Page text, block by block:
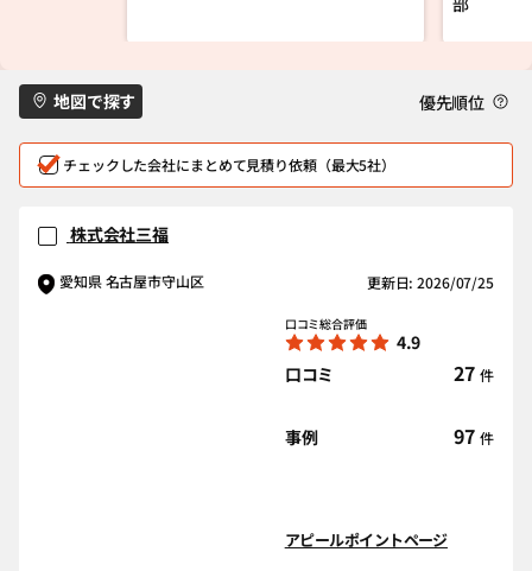
地図で探す 優先順位
チェックした会社にまとめて見積り依頼（最大5社）
株式会社三福
愛知県 名古屋市守山区 更新日: 2026/07/25
口コミ総合評価
4.9
口コミ
27 件
事例 97 件
アピールポイントページ